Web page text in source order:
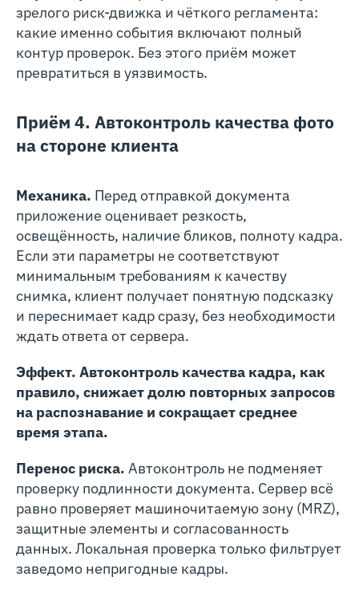
зрелого риск-движка и чёткого регламента:
какие именно события включают полный
контур проверок. Без этого приём может
превратиться в уязвимость.
Приём 4. Автоконтроль качества фото
на стороне клиента
Механика. Перед отправкой документа
приложение оценивает резкость,
освещённость, наличие бликов, полноту кадра.
Если эти параметры не соответствуют
минимальным требованиям к качеству
снимка, клиент получает понятную подсказку
и переснимает кадр сразу, без необходимости
ждать ответа от сервера.
Эффект. Автоконтроль качества кадра, как
правило, снижает долю повторных запросов
на распознавание и сокращает среднее
время этапа.
Перенос риска. Автоконтроль не подменяет
проверку подлинности документа. Сервер всё
равно проверяет машиночитаемую зону (MRZ),
защитные элементы и согласованность
данных. Локальная проверка только фильтрует
заведомо непригодные кадры.